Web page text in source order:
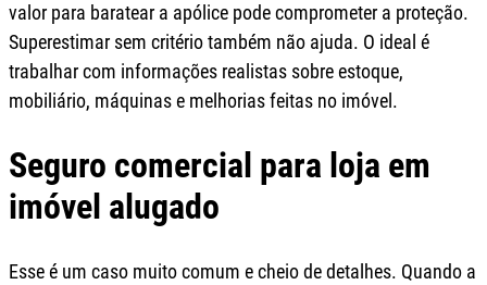
valor para baratear a apólice pode comprometer a proteção.
Superestimar sem critério também não ajuda. O ideal é
trabalhar com informações realistas sobre estoque,
mobiliário, máquinas e melhorias feitas no imóvel.
Seguro comercial para loja em
imóvel alugado
Esse é um caso muito comum e cheio de detalhes. Quando a